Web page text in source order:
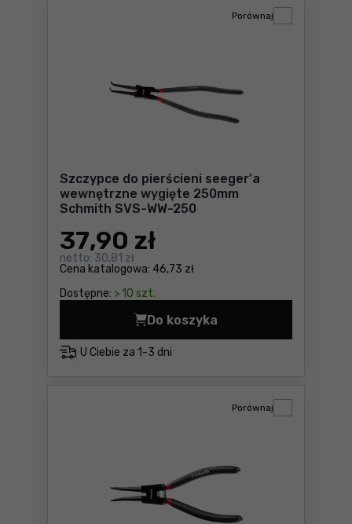
Szczypce do pierścieni seeger'a
wewnętrzne wygięte 250mm
Schmith SVS-WW-250
Cena katalogowa: 46,73 zł
37,90 zł
netto: 30,81 zł
Dostępne: > 10 szt.
Porównaj
U Ciebie za 1-3 dni
Do koszyka
Szczypce do pierścieni
Porównaj